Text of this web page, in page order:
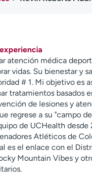
Ensayos
Noticias e
atención médica
vidas. Su bienestar y
# 1. Mi objetivo es
tratamientos basados
de lesiones y
regrese a su "campo
de UCHealth desde
Atléticos de
es el enlace con el
Mountain Vibes y